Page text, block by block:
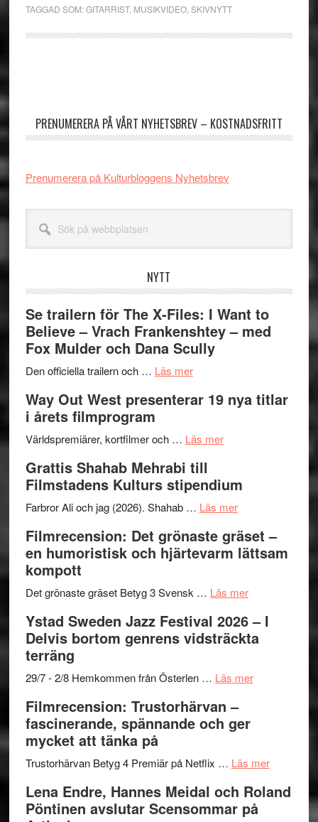
TAGGAD SOM:GITARRIST, MUSIKVIDEO, SKIVNYTT
PRENUMERERA PÅ VÅRT NYHETSBREV – KOSTNADSFRITT
Prenumerera på Kulturbloggens Nyhetsbrev
webbplatsen
NYTT
Se trailern för The X-Files: I Want to
Believe – Vrach Frankenshtey – med
Fox Mulder och Dana Scully
Den officiella trailern och … Läs merom
trailern
The
Files:
I
Want
Believe
–
Frankenshtey
med
Fox
och
Scully
Way Out West presenterar 19 nya titlar
i årets filmprogram
Världspremiärer, kortfilmer och … Läs merom
West
presenterar
nya
titlar
årets
Grattis Shahab Mehrabi till
Filmstadens Kulturs stipendium
Farbror Ali och jag (2026). Shahab … Läs merom
Shahab
Mehrabi
Filmstadens
stipendium
Filmrecension: Det grönaste gräset –
en humoristisk och hjärtevarm lättsam
kompott
Det grönaste gräset Betyg 3 Svensk … Läs merom
Det
grönaste
–
och
lättsam
Ystad Sweden Jazz Festival 2026 – I
Delvis bortom genrens vidsträckta
terräng
29/7 - 2/8 Hemkommen från Österlen … Läs merom
2026
I
Delvis
Filmrecension: Trustorhärvan –
fascinerande, spännande och ger
mycket att tänka på
Trustorhärvan Betyg 4 Premiär på Netflix … Läs merom
Lena Endre, Hannes Meidal och Roland
Pöntinen avslutar Scensommar på